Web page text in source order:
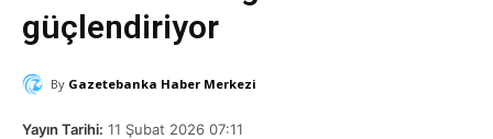
güçlendiriyor
By Gazetebanka Haber Merkezi
Yayın Tarihi: 11 Şubat 2026 07:11